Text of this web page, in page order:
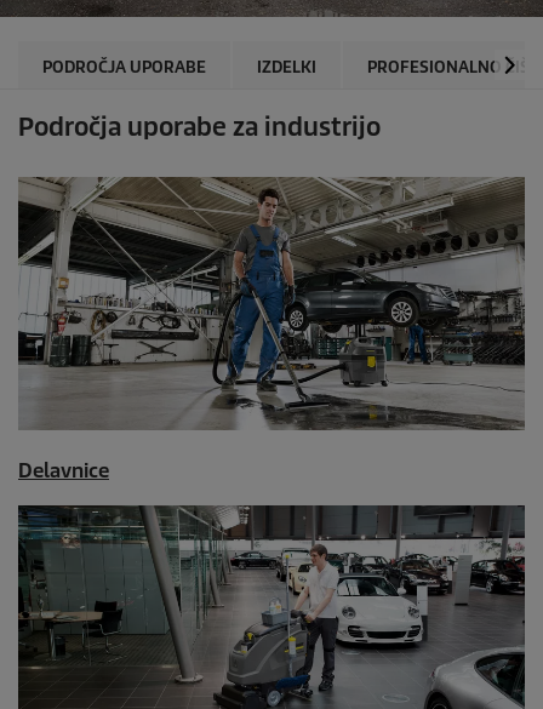
PODROČJA UPORABE IZDELKI PROFESIONALNO
Področja uporabe za industrijo
Delavnice